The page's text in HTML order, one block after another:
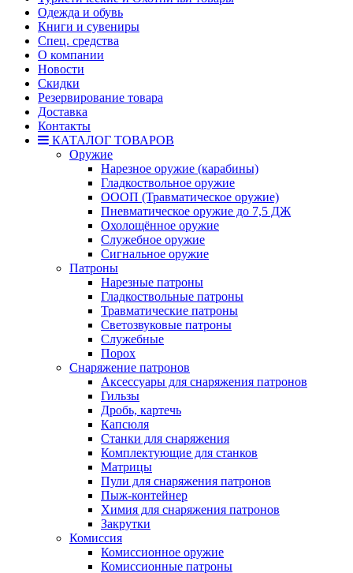
Одежда и обувь
Книги и сувениры
Спец. средства
О компании
Новости
Скидки
Резервирование товара
Доставка
Контакты
КАТАЛОГ ТОВАРОВ
Оружие
Нарезное оружие (карабины)
Гладкоствольное оружие
ОООП (Травматическое оружие)
Пневматическое оружие до 7,5 ДЖ
Охолощённое оружие
Служебное оружие
Сигнальное оружие
Патроны
Нарезные патроны
Гладкоствольные патроны
Травматические патроны
Светозвуковые патроны
Служебные
Порох
Снаряжение патронов
Аксессуары для снаряжения патронов
Гильзы
Дробь, картечь
Капсюля
Станки для снаряжения
Комплектующие для станков
Матрицы
Пули для снаряжения патронов
Пыж-контейнер
Химия для снаряжения патронов
Закрутки
Комиссия
Комиссионное оружие
Комиссионные патроны